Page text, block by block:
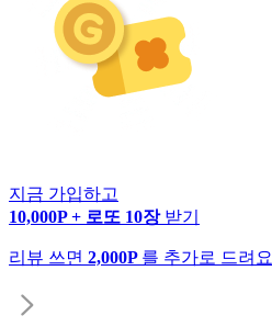
지금 가입하고
10,000P + 로또 10장 받기
리뷰 쓰면 2,000P 를 추가로 드려요